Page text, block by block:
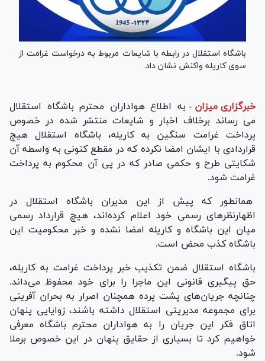
باشگاه استقلال در رابطه با شایعات مربوط به درخواست غرامت از
سوی کاریله واکنش نشان داد.
خبرگزاری میزان - به اطلاع هواداران محترم باشگاه استقلال
می رساند برخلاف اخبار و شایعات منتشر شده در خصوص
پرداخت غرامت سنگین به کاریله، باشگاه استقلال هیچ
قراردادی با ایشان امضا نکرده که در مقطع کنونی به واسطه آن
شكايتی طرح و حكمی صادر كه در پی آن محکوم به پرداخت
غرامت شود.
همانطور که پیش از این مدیران باشگاه استقلال در
اظهارنظرهای رسمی خود اعلام کرده‌اند، هیچ قرارداد رسمی
میان این باشگاه و کاریله امضا نشده و خبر محكوميت اين
باشگاه كذب محض است.
باشگاه استقلال ضمن تکذیب خبر پرداخت غرامت به کاریله،
حق پیگیری قانونی این ماجرا را برای خود محفوظ می‌داند.
چنانچه جریان‌های پشت پرده همچنان اصرار به بحران آفرینی
برای مجموعه مدیریتی استقلال داشته باشند، زوایایی پنهان
اتاق فکر این جریان را به هواداران محترم باشگاه معرفی
خواهیم کرد تا بسیاری از حقایق پنهان در این خصوص برملا
شود.